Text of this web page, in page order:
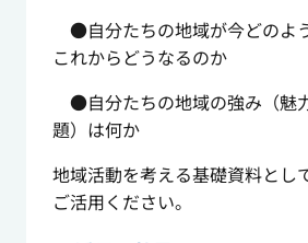
●自分たちの地域が今どのよ
これからどうなるのか
●自分たちの地域の強み（魅
題）は何か
地域活動を考える基礎資料とし
ご活用ください。